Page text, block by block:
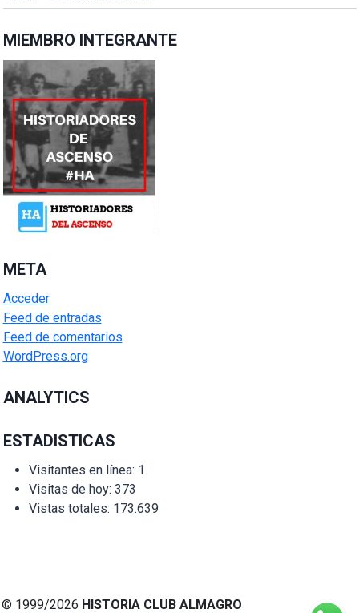
MIEMBRO INTEGRANTE
META
Acceder
Feed de entradas
Feed de comentarios
WordPress.org
ANALYTICS
ESTADISTICAS
Visitantes en línea: 1
Visitas de hoy: 373
Vistas totales: 173.639
© 1999/2026 HISTORIA CLUB ALMAGRO